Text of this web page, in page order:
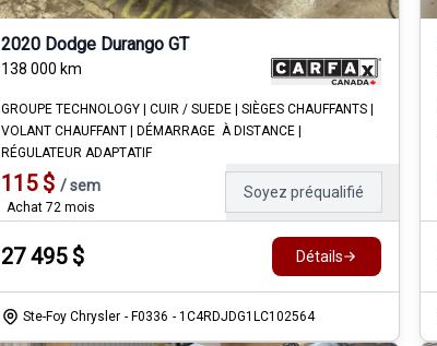
2020 Dodge Durango GT
138 000 km
GROUPE TECHNOLOGY | CUIR / SUEDE | SIÈGES CHAUFFANTS |
VOLANT CHAUFFANT | DÉMARRAGE À DISTANCE |
RÉGULATEUR ADAPTATIF
115$ / sem
Achat 72 mois
Soyez préqualifié
27 495$ Détails
Ste-Foy Chrysler - F0336 - 1C4RDJDG1LC102564